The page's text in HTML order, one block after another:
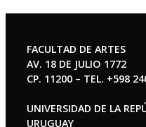
FACULTAD DE ARTES
AV. 18 DE JULIO 1772
CP. 11200 – TEL. +598
UNIVERSIDAD DE LA
URUGUAY